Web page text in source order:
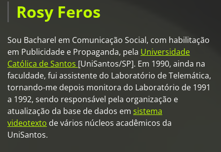
Rosy Feros
Sou Bacharel em Comunicação Social, com habilitação
em Publicidade e Propaganda, pela Universidade
Católica de Santos [UniSantos/SP]. Em 1990, ainda na
faculdade, fui assistente do Laboratório de Telemática,
tornando-me depois monitora do Laboratório de 1991
a 1992, sendo responsável pela organização e
atualização da base de dados em sistema
videotexto de vários núcleos acadêmicos da
UniSantos.